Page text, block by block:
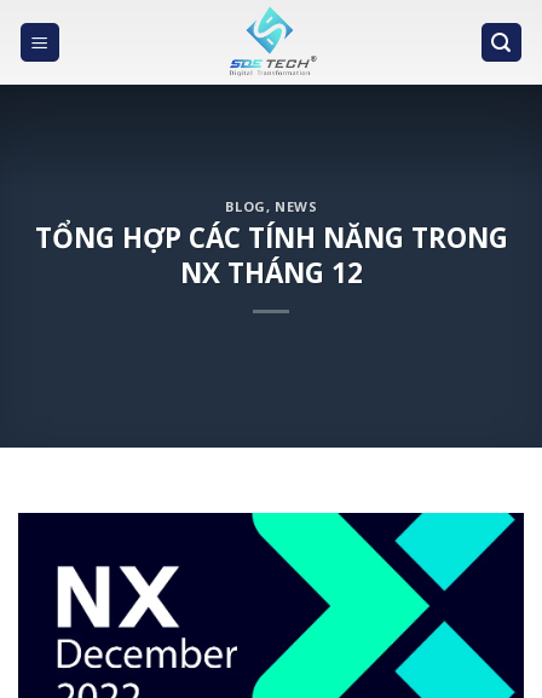
BLOG, NEWS
TỔNG HỢP CÁC TÍNH NĂNG TRONG
NX THÁNG 12